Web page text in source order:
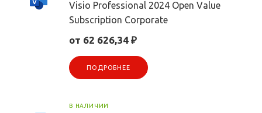
Visio Professional 2024 Open Value
Subscription Corporate
от 62 626,34 ₽
ПОДРОБНЕЕ
В НАЛИЧИИ